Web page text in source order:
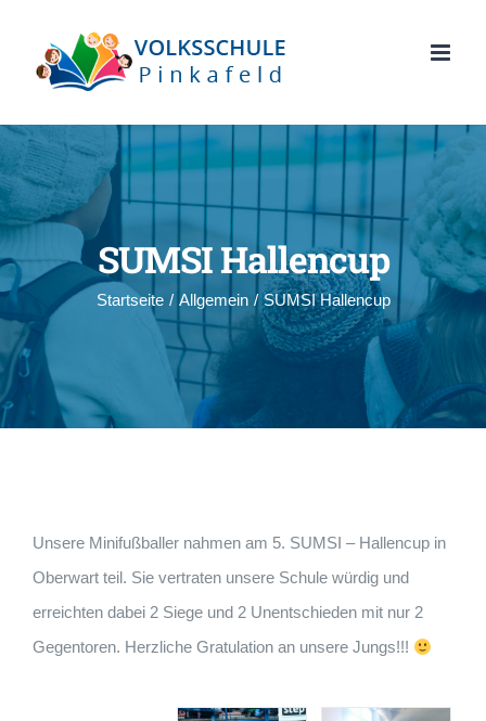
springen
SUMSI Hallencup
Startseite / Allgemein / SUMSI Hallencup
Unsere Minifußballer nahmen am 5. SUMSI – Hallencup in
Oberwart teil. Sie vertraten unsere Schule würdig und
erreichten dabei 2 Siege und 2 Unentschieden mit nur 2
Gegentoren. Herzliche Gratulation an unsere Jungs!!!